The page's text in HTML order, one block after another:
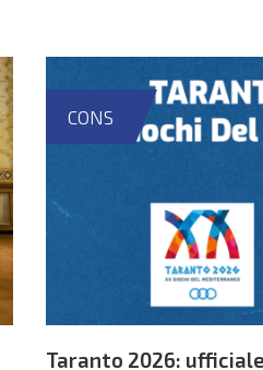
CONS
Taranto 2026: